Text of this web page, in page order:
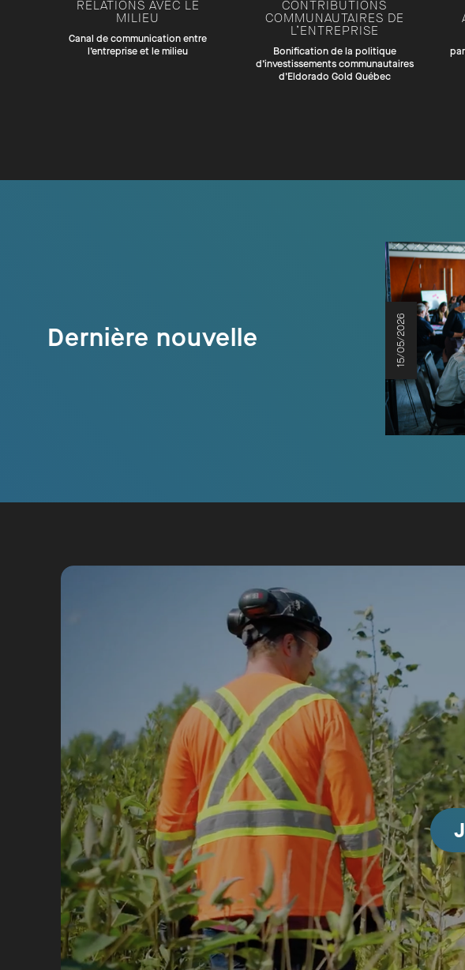
RELATIONS AVEC LE
MILIEU
Canal de communication entre
l’entreprise et le milieu
CONTRIBUTIONS
COMMUNAUTAIRES DE
L’ENTREPRISE
Bonification de la politique
d’investissements communautaires
d’Eldorado Gold Québec
Dernière nouvelle 15/05/2026